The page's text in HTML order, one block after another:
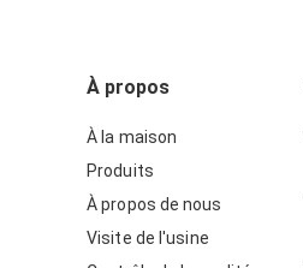
À propos
À la maison
Produits
À propos de nous
Visite de l'usine